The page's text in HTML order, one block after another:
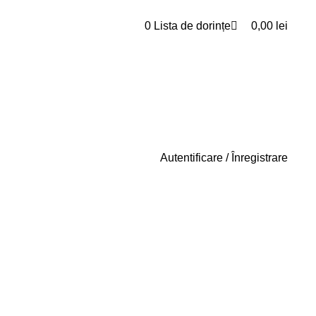
0 Lista de dorințe 0,00 lei
Autentificare / Înregistrare